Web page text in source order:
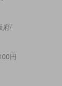
府/
円